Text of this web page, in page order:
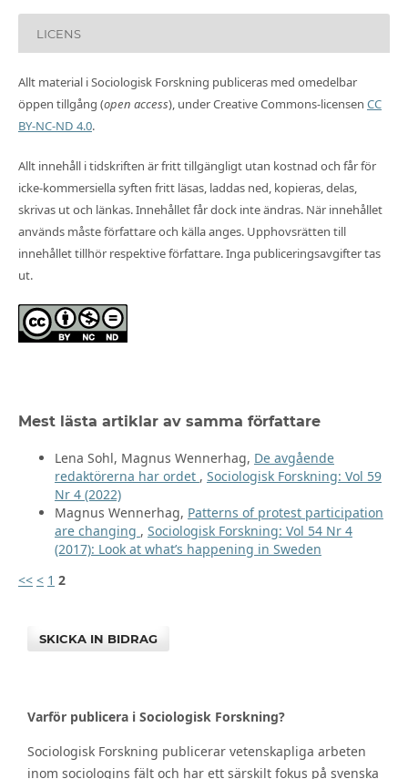
LICENS
Allt material i Sociologisk Forskning publiceras med omedelbar
öppen tillgång (open access), under Creative Commons-licensen CC
BY-NC-ND 4.0.
Allt innehåll i tidskriften är fritt tillgängligt utan kostnad och får för
icke-kommersiella syften fritt läsas, laddas ned, kopieras, delas,
skrivas ut och länkas. Innehållet får dock inte ändras. När innehållet
används måste författare och källa anges. Upphovsrätten till
innehållet tillhör respektive författare. Inga publiceringsavgifter tas
ut.
Mest lästa artiklar av samma författare
Lena Sohl, Magnus Wennerhag, De avgående
redaktörerna har ordet , Sociologisk Forskning: Vol 59
Nr 4 (2022)
Magnus Wennerhag, Patterns of protest participation
are changing , Sociologisk Forskning: Vol 54 Nr 4
(2017): Look at what’s happening in Sweden
<< < 1 2
SKICKA IN BIDRAG
Varför publicera i Sociologisk Forskning?
Sociologisk Forskning publicerar vetenskapliga arbeten
inom sociologins fält och har ett särskilt fokus på svenska